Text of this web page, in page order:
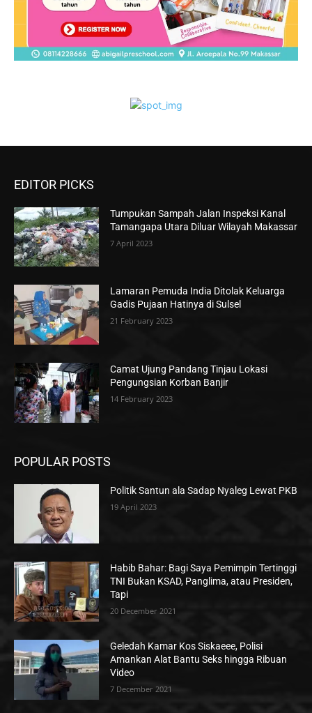
EDITOR PICKS
Tumpukan Sampah Jalan Inspeksi Kanal
Tamangapa Utara Diluar Wilayah Makassar
7 April 2023
Lamaran Pemuda India Ditolak Keluarga
Gadis Pujaan Hatinya di Sulsel
21 February 2023
Camat Ujung Pandang Tinjau Lokasi
Pengungsian Korban Banjir
14 February 2023
POPULAR POSTS
Politik Santun ala Sadap Nyaleg Lewat PKB
19 April 2023
Habib Bahar: Bagi Saya Pemimpin Tertinggi
TNI Bukan KSAD, Panglima, atau Presiden,
Tapi
20 December 2021
Geledah Kamar Kos Siskaeee, Polisi
Amankan Alat Bantu Seks hingga Ribuan
Video
7 December 2021